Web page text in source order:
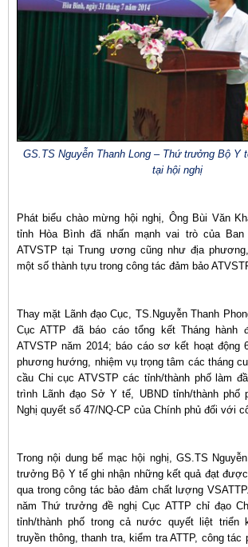
GS.TS Nguyễn Thanh Long – Thứ trưởng Bộ Y
tại hội nghị
Phát biểu chào mừng hội nghị, Ông Bùi Văn
tỉnh Hòa Bình đã nhấn mạnh vai trò của Ban
ATVSTP tại Trung ương cũng như địa
một số thành tựu trong công tác đảm bảo
Thay mặt Lãnh đạo Cục, TS.Nguyễn Thanh
Cục ATTP đã báo cáo tổng kết Tháng hành
ATVSTP năm 2014; báo cáo sơ kết hoạt động
phương hướng, nhiệm vụ trọng tâm các tháng
cầu Chi cục ATVSTP các tỉnh/thành phố làm
trình Lãnh đạo Sở Y tế, UBND tỉnh/thành phố
Nghị quyết số 47/NQ-CP của Chính phủ đối với
Trong nội dung bế mạc hội nghị, GS.TS
trưởng Bộ Y tế ghi nhận những kết quả đạt
qua trong công tác bảo đảm chất lượng
năm Thứ trưởng đề nghị Cục ATTP chỉ đạo
tỉnh/thành phố trong cả nước quyết liệt triển
truyền thông, thanh tra, kiểm tra ATTP, công tác